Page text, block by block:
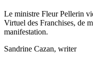
Le ministre Fleur Pellerin
Virtuel des Franchises, de
manifestation.
Sandrine Cazan, writer